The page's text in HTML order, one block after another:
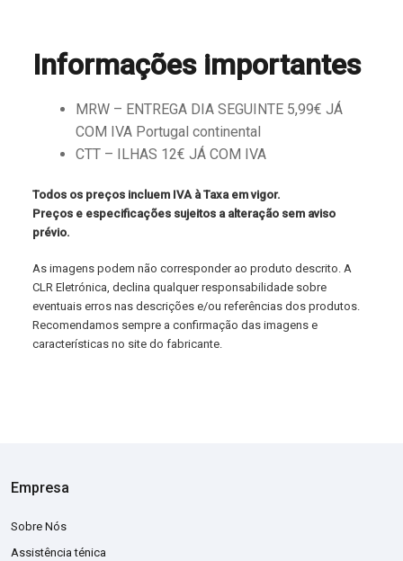
Informações importantes
MRW – ENTREGA DIA SEGUINTE 5,99€ JÁ
COM IVA Portugal continental
CTT – ILHAS 12€ JÁ COM IVA
Todos os preços incluem IVA à Taxa em vigor.
Preços e especificações sujeitos a alteração sem aviso
prévio.
As imagens podem não corresponder ao produto descrito. A
CLR Eletrónica, declina qualquer responsabilidade sobre
eventuais erros nas descrições e/ou referências dos produtos.
Recomendamos sempre a confirmação das imagens e
características no site do fabricante.
Empresa
Sobre Nós
Assistência ténica